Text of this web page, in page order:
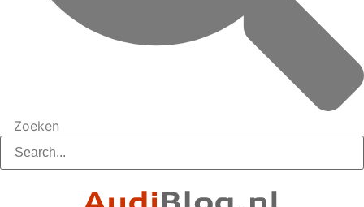
Zoeken